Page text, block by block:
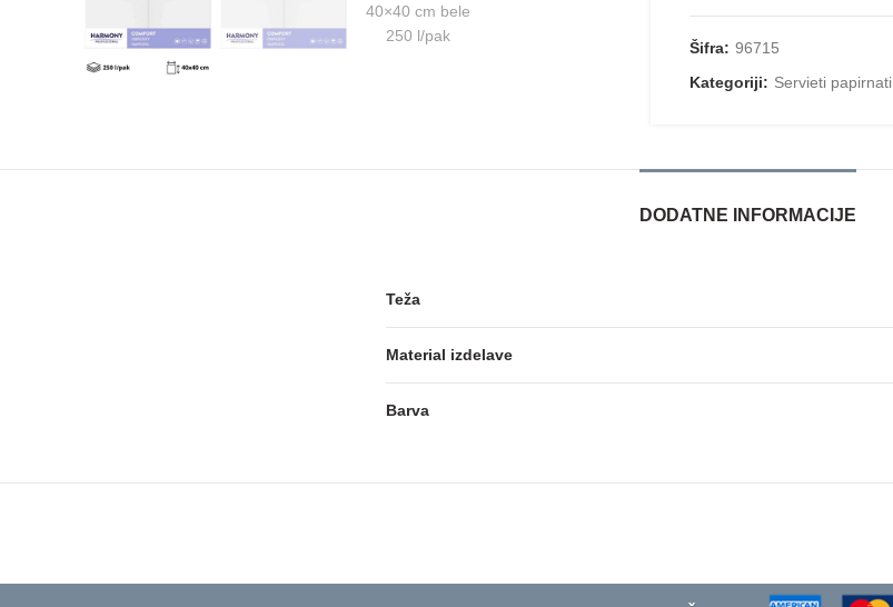
Šifra: 96715
Kategoriji: Servieti papirnati
DODATNE INFORMACIJE
Teža
Material izdelave
Barva